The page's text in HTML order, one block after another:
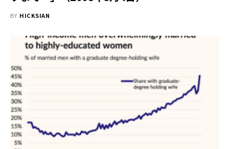
BY HICKSIAN